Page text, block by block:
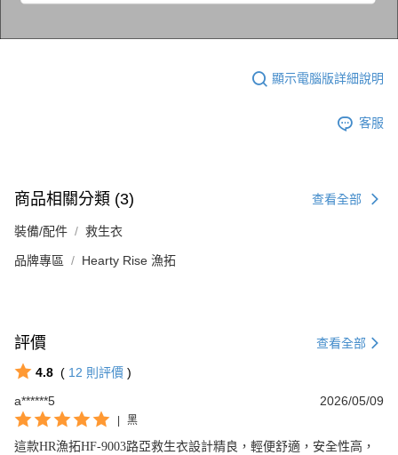
顯示電腦版詳細說明
客服
商品相關分類 (3) 查看全部
裝備/配件 救生衣
品牌專區 Hearty Rise 漁拓
評價 查看全部
4.8 ( 12 則評價 )
a******5
2026/05/09
| 黑
這款HR漁拓HF-9003路亞救生衣設計精良，輕便舒適，安全性高，